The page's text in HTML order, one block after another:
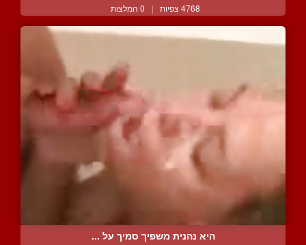
4768 צפיות | 0 המלצות
היא נהנית משפיך סמיך על ...